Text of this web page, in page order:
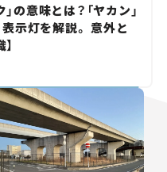
の意味とは？「ヤカン」
表示灯を解説。 意外と